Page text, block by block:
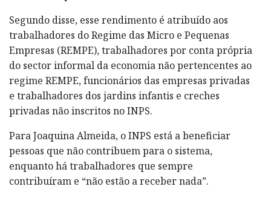
Segundo disse, esse rendimento é atribuído aos
trabalhadores do Regime das Micro e Pequenas
Empresas (REMPE), trabalhadores por conta própria
do sector informal da economia não pertencentes ao
regime REMPE, funcionários das empresas privadas
e trabalhadores dos jardins infantis e creches
privadas não inscritos no INPS.
Para Joaquina Almeida, o INPS está a beneficiar
pessoas que não contribuem para o sistema,
enquanto há trabalhadores que sempre
contribuíram e “não estão a receber nada”.